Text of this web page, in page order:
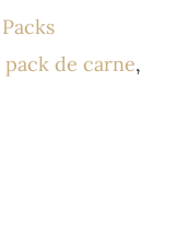
Packs
pack de carne,